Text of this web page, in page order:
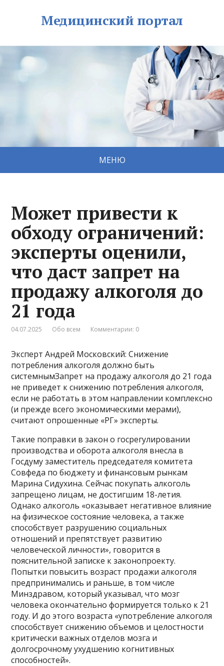
Медицинский портал
МЕНЮ
Может привести к
обходу ограничений:
эксперты оценили,
что даст запрет на
продажу алкоголя до
21 года
04.07.2025 Обо всем Комментарии: 0
Эксперт Андрей Московский: Снижение
потребления алкоголя должно быть
системнымЗапрет на продажу алкоголя до 21 года
не приведет к снижению потребления алкоголя,
если не работать в этом направлении комплексно
(и прежде всего экономическими мерами),
считают опрошенные «РГ» эксперты.
Такие поправки в закон о госрегулировании
производства и оборота алкоголя внесла в
Госдуму заместитель председателя комитета
Совфеда по бюджету и финансовым рынкам
Марина Сидухина. Сейчас покупать алкоголь
запрещено лицам, не достигшим 18-летия.
Однако алкоголь «оказывает негативное влияние
на физическое состояние человека, а также
способствует разрушению социальных
отношений и препятствует развитию
человеческой личности», говорится в
пояснительной записке к законопроекту.
Попытки повысить возраст продажи алкоголя
предпринимались и раньше, в том числе
Минздравом, который указывал, что мозг
человека окончательно формируется только к 21
году. И до этого возраста «употребление алкоголя
способствует снижению объемов и целостности
критически важных отделов мозга и
долгосрочному ухудшению когнитивных
способностей».